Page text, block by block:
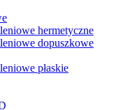
hermetyczne
dopuszkowe
płaskie